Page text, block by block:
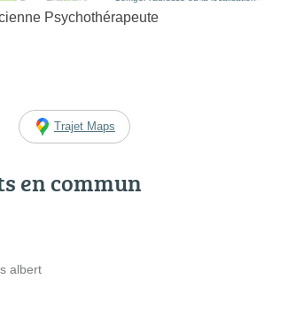
Psychothérapeute
Trajet Maps
en commun
albert